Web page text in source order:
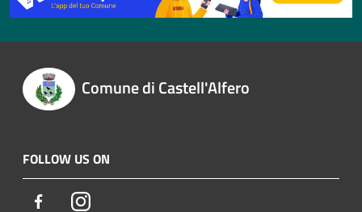
Comune di Castell'Alfero
FOLLOW US ON
FacebookInstagram